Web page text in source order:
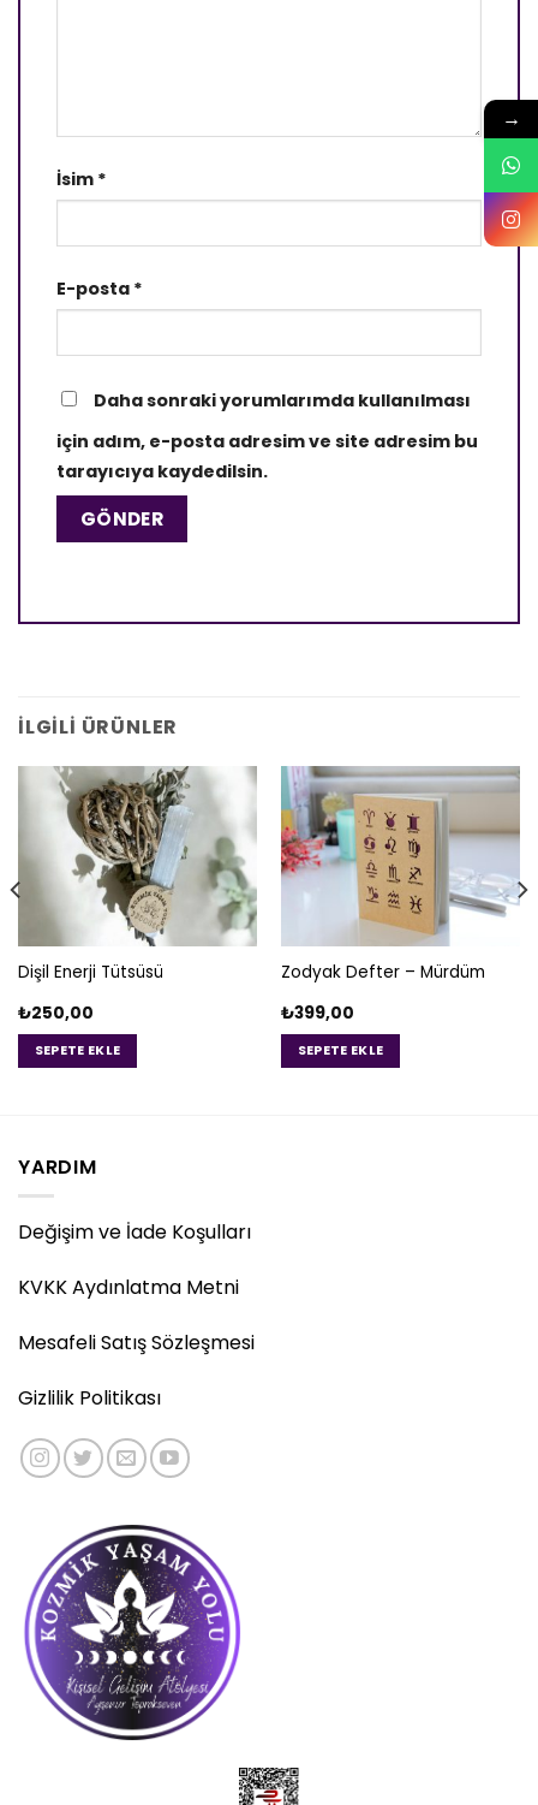
İsim *
E-posta *
Daha sonraki yorumlarımda kullanılması
için adım, e-posta adresim ve site adresim bu
tarayıcıya kaydedilsin.
İLGILI ÜRÜNLER
Dişil Enerji Tütsüsü
₺250,00
SEPETE EKLE
Zodyak Defter – Mürdüm
₺399,00
SEPETE EKLE
YARDIM
Değişim ve İade Koşulları
KVKK Aydınlatma Metni
Mesafeli Satış Sözleşmesi
Gizlilik Politikası
→